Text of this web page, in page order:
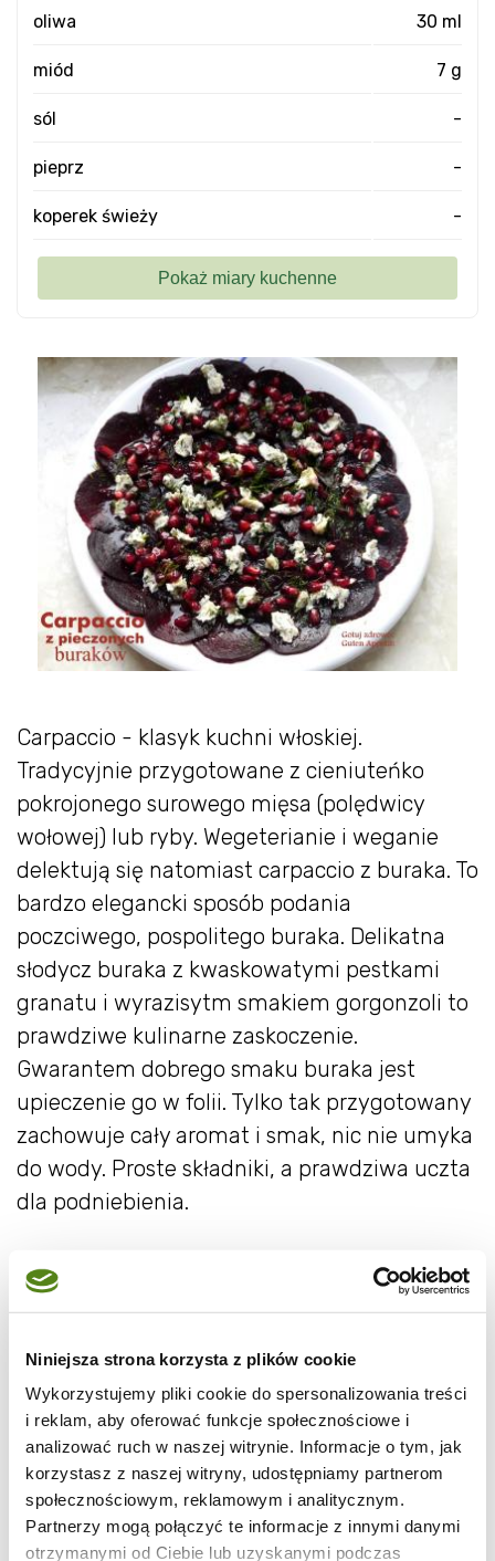
Niniejsza strona korzysta z plików cookie
Wykorzystujemy pliki cookie do spersonalizowania treści
i reklam, aby oferować funkcje społecznościowe i
analizować ruch w naszej witrynie. Informacje o tym, jak
korzystasz z naszej witryny, udostępniamy partnerom
społecznościowym, reklamowym i analitycznym.
Partnerzy mogą połączyć te informacje z innymi danymi
otrzymanymi od Ciebie lub uzyskanymi podczas
Carpaccio - klasyk kuchni włoskiej.
Tradycyjnie przygotowane z cieniuteńko
pokrojonego surowego mięsa (polędwicy
wołowej) lub ryby. Wegeterianie i weganie
delektują się natomiast carpaccio z buraka. To
bardzo elegancki sposób podania
poczciwego, pospolitego buraka. Delikatna
słodycz buraka z kwaskowatymi pestkami
granatu i wyrazisytm smakiem gorgonzoli to
prawdziwe kulinarne zaskoczenie.
Gwarantem dobrego smaku buraka jest
upieczenie go w folii. Tylko tak przygotowany
zachowuje cały aromat i smak, nic nie umyka
do wody. Proste składniki, a prawdziwa uczta
dla podniebienia.
oliwa 30 ml
miód 7 g
sól -
pieprz -
koperek świeży -